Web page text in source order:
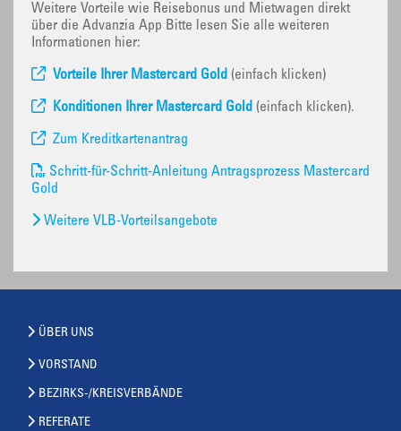
Weitere Vorteile wie Reisebonus und Mietwagen direkt
über die Advanzia App Bitte lesen Sie alle weiteren
Informationen hier:
Vorteile Ihrer Mastercard Gold (einfach klicken)
Konditionen Ihrer Mastercard Gold (einfach klicken).
Zum Kreditkartenantrag
Schritt-für-Schritt-Anleitung Antragsprozess Mastercard
Gold
Weitere VLB-Vorteilsangebote
ÜBER UNS
VORSTAND
BEZIRKS-/KREISVERBÄNDE
REFERATE